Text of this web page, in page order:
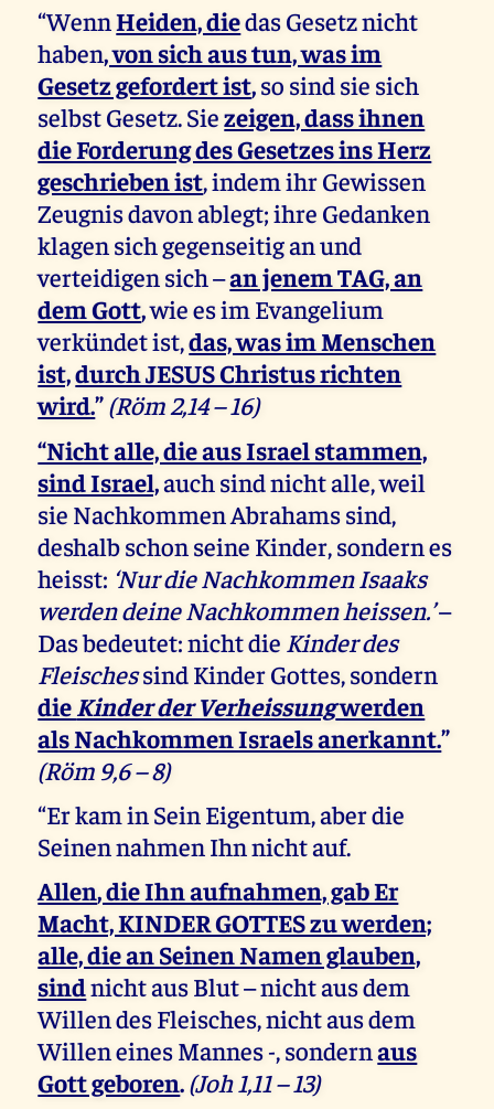
“WennHeiden, diedas Gesetz nicht
haben, von sich aus tun, was im
Gesetz gefordert ist,so sind sie sich
selbst Gesetz. Siezeigen, dass ihnen
die Forderung des Gesetzes ins Herz
geschrieben ist,indem ihr Gewissen
Zeugnis davon ablegt; ihre Gedanken
klagen sich gegenseitig an und
verteidigen sich –an jenem TAG, an
dem Gott,wie es im Evangelium
verkündet ist,das, was im Menschen
ist,durch JESUS Christus richten
wird.”(Röm 2,14 – 16)
“Nicht alle, die aus Israel stammen,
sind Israel,auch sind nicht alle, weil
sie Nachkommen Abrahams sind,
deshalb schon seine Kinder, sondern es
heisst: ‘Nur die Nachkommen Isaaks
werden deine Nachkommen heissen.’–
Das bedeutet: nicht die Kinder des
Fleischessind Kinder Gottes, sondern
die Kinder der Verheissungwerden
als Nachkommen Israels anerkannt.”
(Röm 9,6 – 8)
“Er kam in Sein Eigentum, aber die
Seinen nahmen Ihn nicht auf.
Allen, die Ihn aufnahmen, gab Er
Macht, KINDER GOTTES zu werden;
alle, die an Seinen Namen glauben,
sindnicht aus Blut – nicht aus dem
Willen des Fleisches, nicht aus dem
Willen eines Mannes -, sondernaus
Gott geboren.(Joh 1,11 – 13)